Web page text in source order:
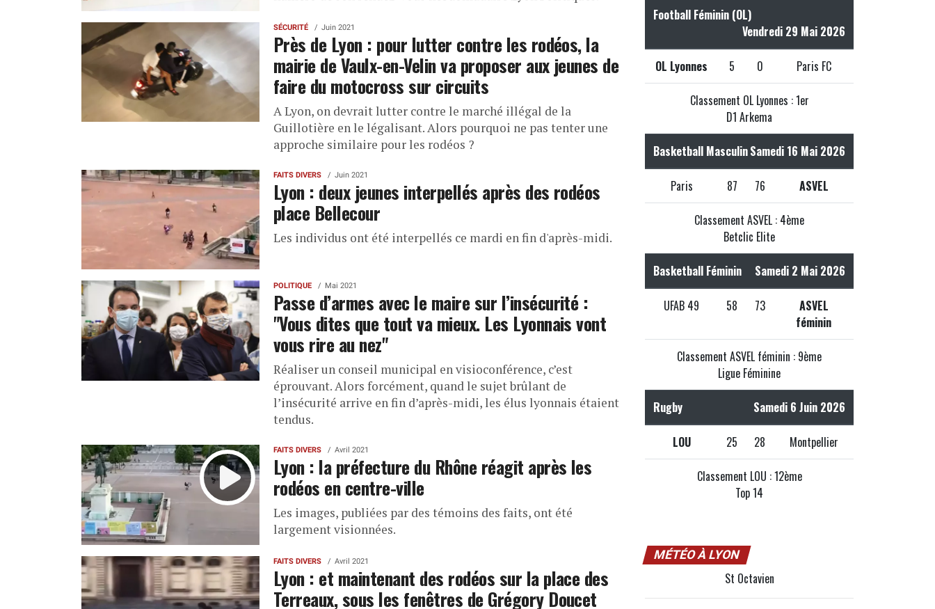
SÉCURITÉ Juin 2021
Près de Lyon : pour lutter contre les rodéos, la
mairie de Vaulx-en-Velin va proposer aux jeunes de
faire du motocross sur circuits
A Lyon, on devrait lutter contre le marché illégal de la
Guillotière en le légalisant. Alors pourquoi ne pas tenter une
approche similaire pour les rodéos ?
FAITS DIVERS Juin 2021
Lyon : deux jeunes interpellés après des rodéos
place Bellecour
Les individus ont été interpellés ce mardi en fin d'après-midi.
POLITIQUE Mai 2021
Passe d’armes avec le maire sur l’insécurité :
"Vous dites que tout va mieux. Les Lyonnais vont
vous rire au nez"
Réaliser un conseil municipal en visioconférence, c’est
éprouvant. Alors forcément, quand le sujet brûlant de
l’insécurité arrive en fin d’après-midi, les élus lyonnais étaient
tendus.
FAITS DIVERS Avril 2021
Lyon : la préfecture du Rhône réagit après les
rodéos en centre-ville
Les images, publiées par des témoins des faits, ont été
largement visionnées.
FAITS DIVERS Avril 2021
Lyon : et maintenant des rodéos sur la place des
Terreaux, sous les fenêtres de Grégory Doucet
Football Féminin (OL)
Vendredi 29 Mai 2026
OL Lyonnes 5 0 Paris FC
Classement OL Lyonnes : 1er
D1 Arkema
Basketball MasculinSamedi 16 Mai 2026
Paris 87 76 ASVEL
Classement ASVEL : 4ème
Betclic Elite
Basketball Féminin Samedi 2 Mai 2026
UFAB 49 58 73
ASVEL
féminin
Classement ASVEL féminin : 9ème
Ligue Féminine
Rugby Samedi 6 Juin 2026
LOU 25 28 Montpellier
Classement LOU : 12ème
Top 14
MÉTÉO À LYON
St Octavien